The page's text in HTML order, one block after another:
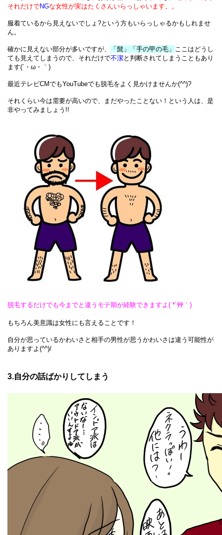
それだけでNGな女性が実はたくさんいらっしゃいます。。
服着ているから見えないでしょ?という方もいらっしゃるかもしれませ
ん。
確かに見えない部分が多いですが、 「髭」「手の甲の毛」 ここはどうし
ても見えてしまうので、 それだけで不潔と判断されてしまうこともあり
ます(´・ω・｀)
最近テレビCMでもYouTubeでも脱毛をよく見かけませんか(^^)?
それくらい今は需要が高いので、まだやったことない！という人は、是
非やってみましょう !!
脱毛するだけでも今までと違うモテ期が経験できますよ( *´艸｀)
もちろん美意識は女性にも言えることです！
自分が思っているかわいさと相手の男性が思うかわいさは違う可能性が
ありますよ(^^)/
3.自分の話ばかりしてしまう